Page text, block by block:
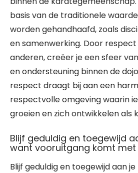
basis van de traditionele
worden gehandhaafd, zoals
en samenwerking. Door
anderen, creëer je een sfeer
en ondersteuning binnen de
respect draagt bij aan een
respectvolle omgeving waarin
groeien en zich ontwikkelen als
Blijf geduldig en toegewijd
want vooruitgang komt met
Blijf geduldig en toegewijd aan